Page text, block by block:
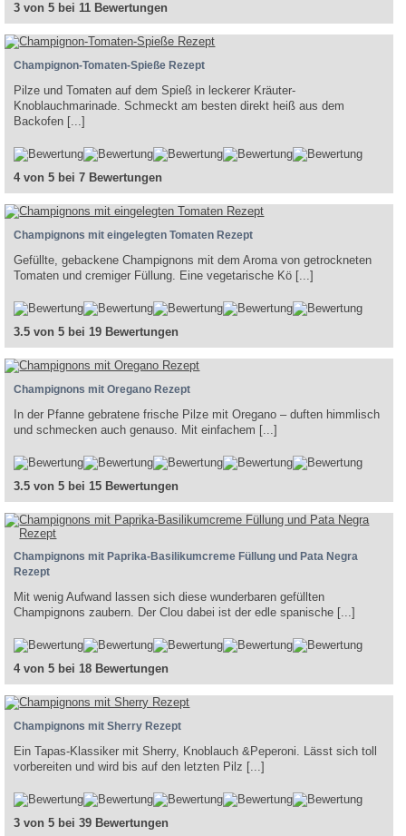
3 von 5 bei 11 Bewertungen
Champignon-Tomaten-Spieße Rezept
Pilze und Tomaten auf dem Spieß in leckerer Kräuter-
Knoblauchmarinade. Schmeckt am besten direkt heiß aus dem
Backofen [...]
4 von 5 bei 7 Bewertungen
Champignons mit eingelegten Tomaten Rezept
Gefüllte, gebackene Champignons mit dem Aroma von getrockneten
Tomaten und cremiger Füllung. Eine vegetarische Kö [...]
3.5 von 5 bei 19 Bewertungen
Champignons mit Oregano Rezept
In der Pfanne gebratene frische Pilze mit Oregano – duften himmlisch
und schmecken auch genauso. Mit einfachem [...]
3.5 von 5 bei 15 Bewertungen
Champignons mit Paprika-Basilikumcreme Füllung und Pata Negra
Rezept
Mit wenig Aufwand lassen sich diese wunderbaren gefüllten
Champignons zaubern. Der Clou dabei ist der edle spanische [...]
4 von 5 bei 18 Bewertungen
Champignons mit Sherry Rezept
Ein Tapas-Klassiker mit Sherry, Knoblauch &Peperoni. Lässt sich toll
vorbereiten und wird bis auf den letzten Pilz [...]
3 von 5 bei 39 Bewertungen